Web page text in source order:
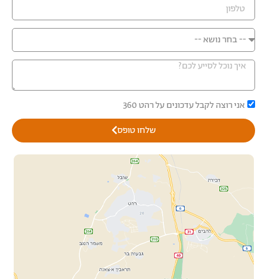
אני רוצה לקבל עדכונים על רהט 360
שלחו טופס